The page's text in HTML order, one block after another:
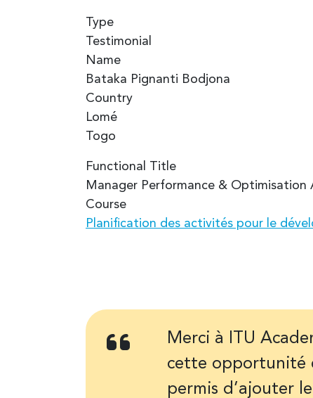
Type
Testimonial
Name
Bataka Pignanti Bodjona
Country
Lomé
Togo
Functional Title
Manager Performance & Optimisation
Course
Planification des activités pour le
Merci à ITU
cette opportunité
permis d’ajouter